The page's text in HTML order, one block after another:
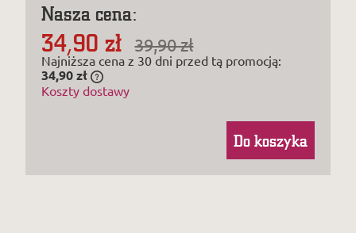
Nasza cena:
34,90 zł 39,90 zł
Najniższa cena z 30 dni przed tą promocją:
34,90 zł
30 dni, wyświetlana jest najniższa cena od
Koszty dostawy
Do koszyka